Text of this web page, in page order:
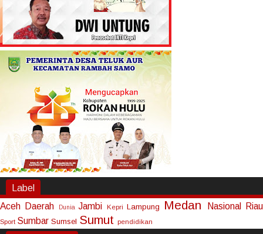
Label
Aceh Daerah Dunia Jambi Kepri Lampung Medan Nasional Riau
Sport Sumbar Sumsel Sumut pendidikan